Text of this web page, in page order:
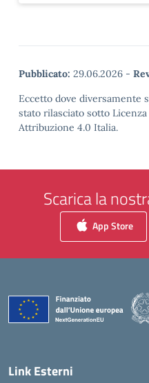
Pubblicato: 29.06.2026 -
Eccetto dove diversamente
stato rilasciato sotto
Attribuzione 4.0 Italia.
Scarica la
App Store
Link Esterni